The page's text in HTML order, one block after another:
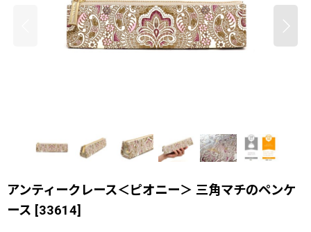
アンティークレース＜ピオニー＞ 三角マチのペンケ
ース [33614]